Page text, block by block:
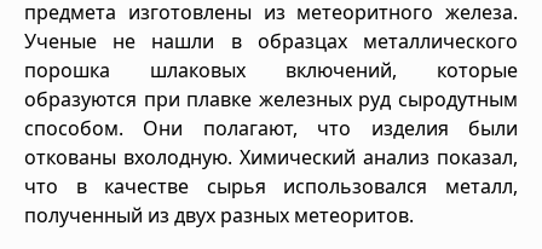
предмета изготовлены из метеоритного железа.
Ученые не нашли в образцах металлического
порошка шлаковых включений, которые
образуются при плавке железных руд сыродутным
способом. Они полагают, что изделия были
откованы вхолодную. Химический анализ показал,
что в качестве сырья использовался металл,
полученный из двух разных метеоритов.